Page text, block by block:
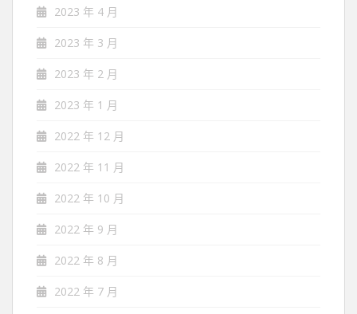
2023 年 4 月
2023 年 3 月
2023 年 2 月
2023 年 1 月
2022 年 12 月
2022 年 11 月
2022 年 10 月
2022 年 9 月
2022 年 8 月
2022 年 7 月